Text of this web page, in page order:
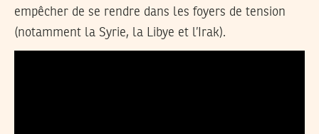
empêcher de se rendre dans les foyers de tension
(notamment la Syrie, la Libye et l’Irak).